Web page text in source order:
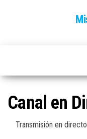
Canal en
Transmisión en